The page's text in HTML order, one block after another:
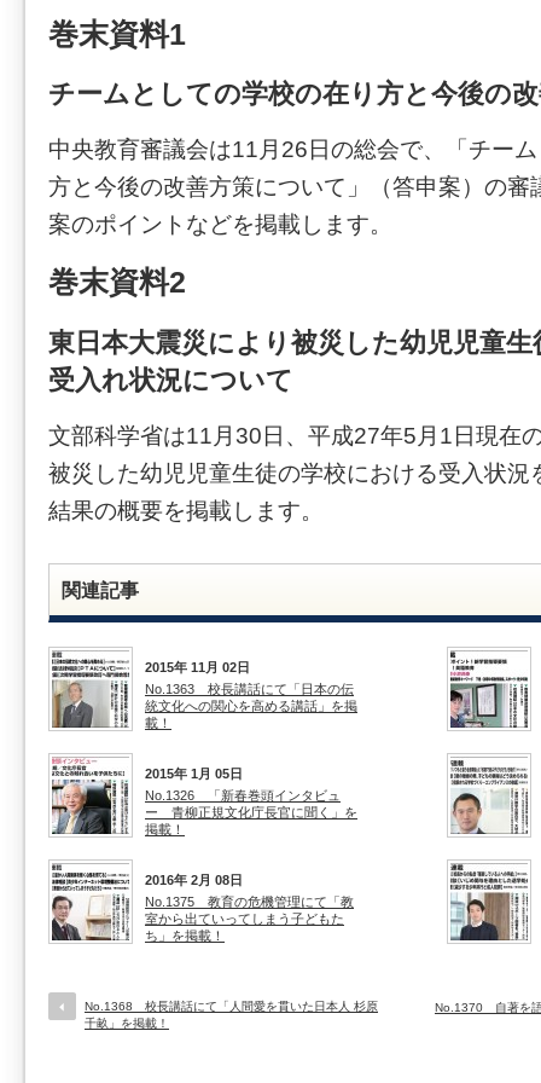
巻末資料1
チームとしての学校の在り方と今後の
中央教育審議会は11月26日の総会で、「チー
方と今後の改善方策について」（答申案）の審
案のポイントなどを掲載します。
巻末資料2
東日本大震災により被災した幼児児童
受入れ状況について
文部科学省は11月30日、平成27年5月1日現在
被災した幼児児童生徒の学校における受入状況
結果の概要を掲載します。
関連記事
2015年 11月 02日
No.1363 校長講話にて「日本の伝
統文化への関心を高める講話」を掲
載！
2015年 1月 05日
No.1326 「新春巻頭インタビュ
ー 青柳正規文化庁長官に聞く」を
掲載！
2016年 2月 08日
No.1375 教育の危機管理にて「教
室から出ていってしまう子どもた
ち」を掲載！
No.1368 校長講話にて「人間愛を貫いた日本人 杉原
千畝」を掲載！
No.1370 自著を語